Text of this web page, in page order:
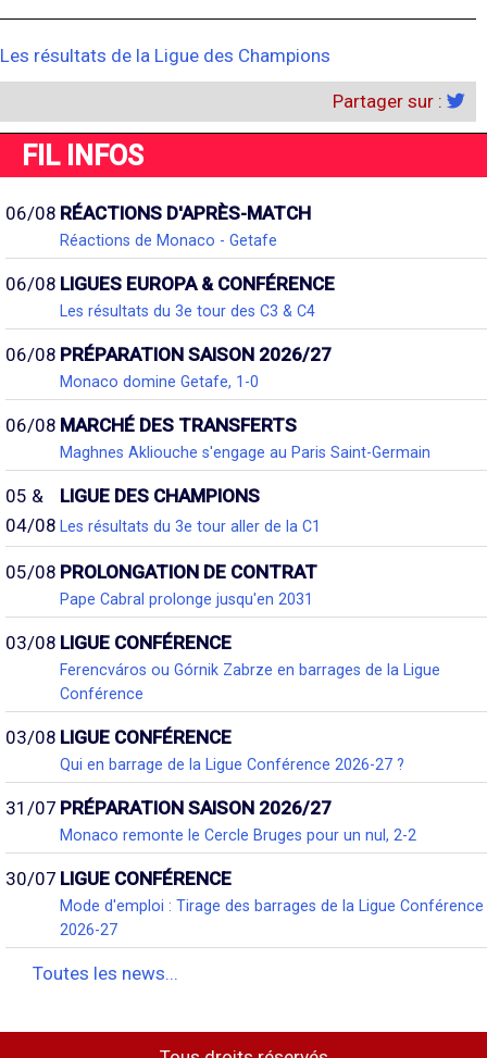
Les résultats de la Ligue des Champions
Partager sur :
FIL INFOS
06/08 RÉACTIONS D'APRÈS-MATCH
Réactions de Monaco - Getafe
06/08 LIGUES EUROPA & CONFÉRENCE
Les résultats du 3e tour des C3 & C4
06/08 PRÉPARATION SAISON 2026/27
Monaco domine Getafe, 1-0
06/08 MARCHÉ DES TRANSFERTS
Maghnes Akliouche s'engage au Paris Saint-Germain
05 &
04/08
LIGUE DES CHAMPIONS
Les résultats du 3e tour aller de la C1
05/08 PROLONGATION DE CONTRAT
Pape Cabral prolonge jusqu'en 2031
03/08 LIGUE CONFÉRENCE
Ferencváros ou Górnik Zabrze en barrages de la Ligue
Conférence
03/08 LIGUE CONFÉRENCE
Qui en barrage de la Ligue Conférence 2026-27 ?
31/07 PRÉPARATION SAISON 2026/27
Monaco remonte le Cercle Bruges pour un nul, 2-2
30/07 LIGUE CONFÉRENCE
Mode d'emploi : Tirage des barrages de la Ligue Conférence
2026-27
Toutes les news...